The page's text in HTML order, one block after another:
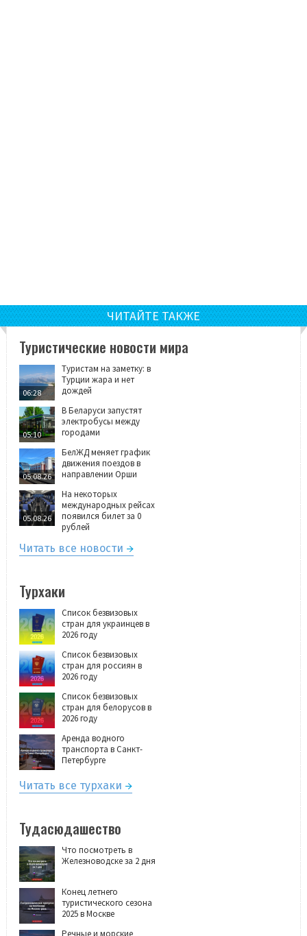
ЧИТАЙТЕ ТАКЖЕ
Туристические новости мира
06:28
Туристам на заметку: в
Турции жара и нет
дождей
05:10
В Беларуси запустят
электробусы между
городами
05.08.26
БелЖД меняет график
движения поездов в
направлении Орши
05.08.26
На некоторых
международных рейсах
появился билет за 0
рублей
Читать все новости
Турхаки
Список безвизовых
стран для украинцев в
2026 году
Список безвизовых
стран для россиян в
2026 году
Список безвизовых
стран для белорусов в
2026 году
Аренда водного
транспорта в Санкт-
Петербурге
Читать все турхаки
Тудасюдашество
Что посмотреть в
Железноводске за 2 дня
Конец летнего
туристического сезона
2025 в Москве
Речные и морские